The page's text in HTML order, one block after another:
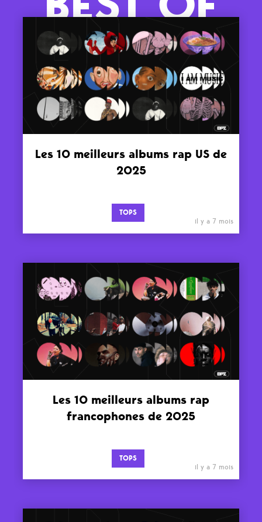
Les 10 meilleurs albums rap US de
2025
TOPS
il y a 7 mois
Les 10 meilleurs albums rap
francophones de 2025
TOPS
il y a 7 mois